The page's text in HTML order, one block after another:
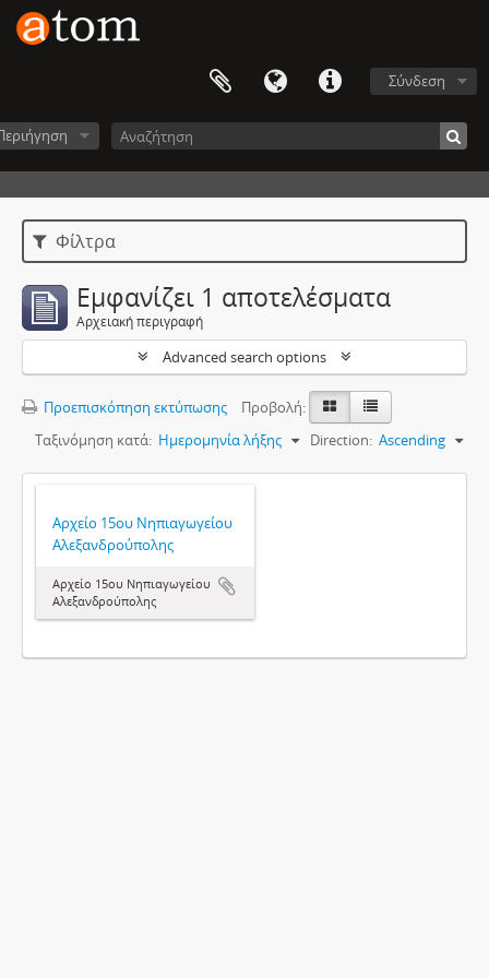
Σύνδεση
Φίλτρα
Εμφανίζει 1 αποτελέσματα
Αρχειακή περιγραφή
Advanced search options
Προεπισκόπηση εκτύπωσης
Προβολή:
Ταξινόμηση κατά: Ημερομηνία λήξης Direction: Ascending
Αρχείο 15ου Νηπιαγωγείου
Αλεξανδρούπολης
Αρχείο 15ου Νηπιαγωγείου
Αλεξανδρούπολης